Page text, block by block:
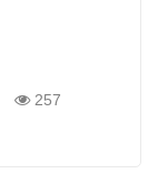
257